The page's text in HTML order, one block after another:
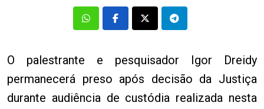
O palestrante e pesquisador Igor Dreidy
permanecerá preso após decisão da Justiça
durante audiência de custódia realizada nesta